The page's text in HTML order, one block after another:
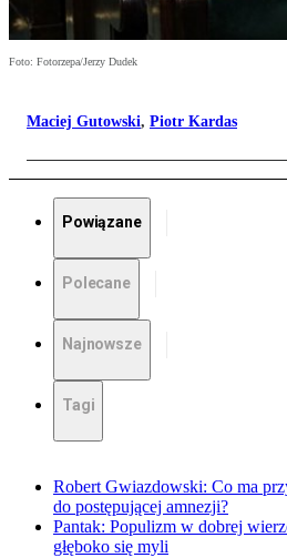
Foto: Fotorzepa/Jerzy Dudek
Maciej Gutowski, Piotr Kardas
Powiązane
Polecane
Najnowsze
Tagi
Robert Gwiazdowski: Co ma
do postępującej amnezji?
Pantak: Populizm w dobrej
głęboko się myli